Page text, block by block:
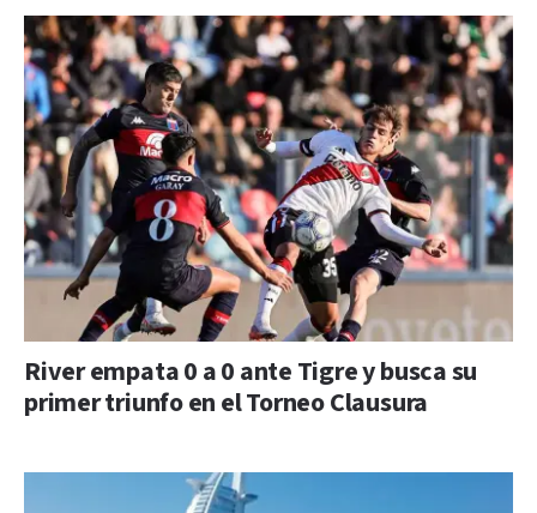
River empata 0 a 0 ante Tigre y busca su
primer triunfo en el Torneo Clausura